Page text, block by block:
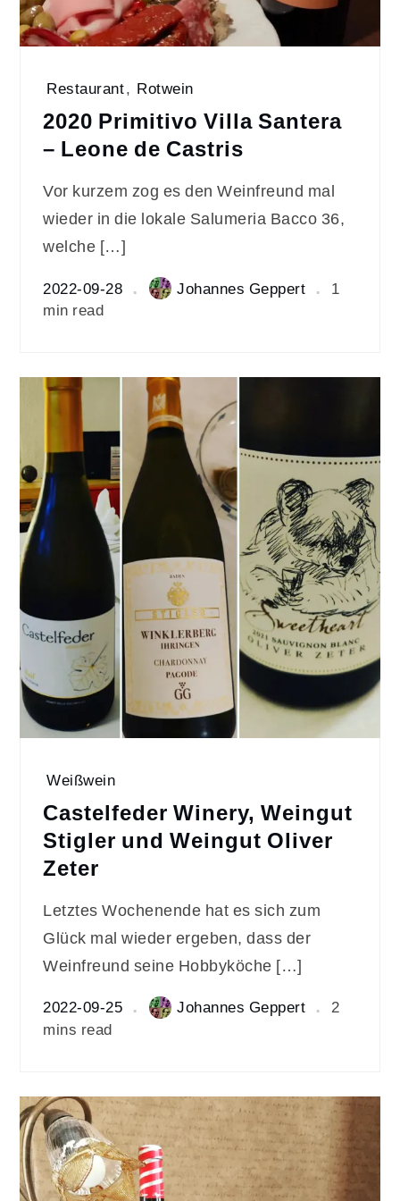
Restaurant, Rotwein
2020 Primitivo Villa Santera
– Leone de Castris
Vor kurzem zog es den Weinfreund mal
wieder in die lokale Salumeria Bacco 36,
welche […]
2022-09-28 Johannes Geppert
1
min read
Weißwein
Castelfeder Winery, Weingut
Stigler und Weingut Oliver
Zeter
Letztes Wochenende hat es sich zum
Glück mal wieder ergeben, dass der
Weinfreund seine Hobbyköche […]
2022-09-25 Johannes Geppert
2
mins read